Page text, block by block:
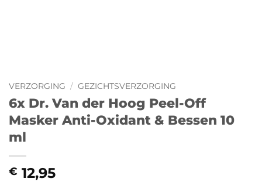
VERZORGING / GEZICHTSVERZORGING
6x Dr. Van der Hoog Peel-Off
Masker Anti-Oxidant & Bessen 10
ml
€ 12,95